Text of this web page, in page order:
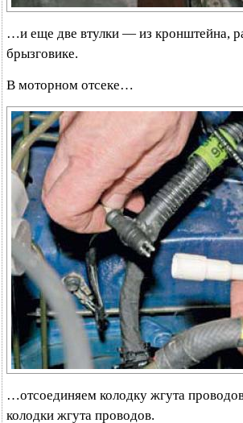
…и еще две втулки — из кронштейна,
брызговике.
В моторном отсеке…
…отсоединяем колодку жгута
колодки жгута проводов.